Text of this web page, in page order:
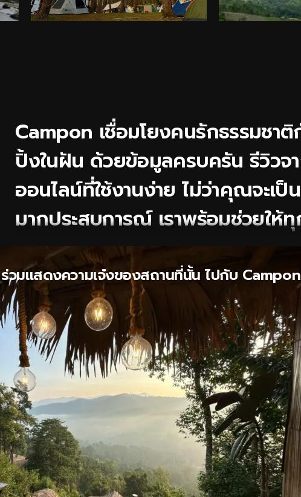
Campon เชื่อมโยงคนรักธรรมช
ปิ้งในฝัน ด้วยข้อมูลครบครัน รีวิวจ
ออนไลน์ที่ใช้งานง่าย ไม่ว่าคุณจะ
มากประสบการณ์ เราพร้อมช่วยใ
วมแสดงความเจ๋งของสถานที่นั้น ไปกับ Campon